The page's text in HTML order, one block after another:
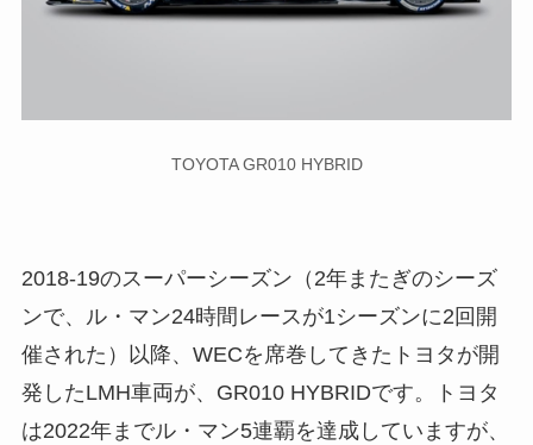
TOYOTA GR010 HYBRID
2018-19のスーパーシーズン（2年またぎのシーズ
ンで、ル・マン24時間レースが1シーズンに2回開
催された）以降、WECを席巻してきたトヨタが開
発したLMH車両が、GR010 HYBRIDです。トヨタ
は2022年までル・マン5連覇を達成していますが、